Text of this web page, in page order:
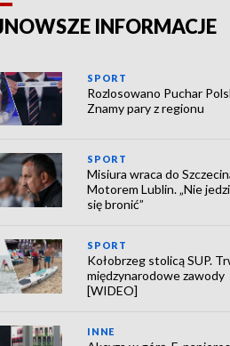
INFORMACJE
SPORT
Rozlosowano Puchar
Znamy pary z regionu
SPORT
Misiura wraca do
Motorem Lublin. „Nie
się bronić”
SPORT
Kołobrzeg stolicą SUP.
międzynarodowe zawody
[WIDEO]
INNE